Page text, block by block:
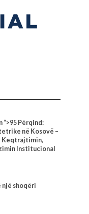
Përqind:
në Kosovë –
Keqtrajtimin,
Institucional
një shoqëri